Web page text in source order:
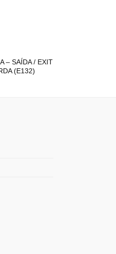
– SAÍDA / EXIT
(E132)